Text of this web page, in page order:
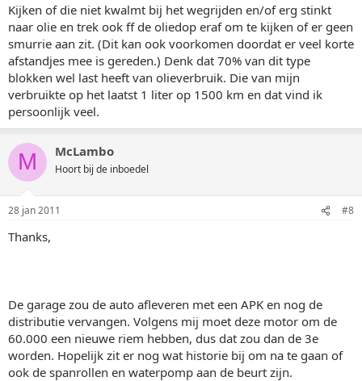
Kijken of die niet kwalmt bij het wegrijden en/of erg stinkt
naar olie en trek ook ff de oliedop eraf om te kijken of er geen
smurrie aan zit. (Dit kan ook voorkomen doordat er veel korte
afstandjes mee is gereden.) Denk dat 70% van dit type
blokken wel last heeft van olieverbruik. Die van mijn
verbruikte op het laatst 1 liter op 1500 km en dat vind ik
persoonlijk veel.
M McLambo
Hoort bij de inboedel
28 jan 2011 #8
Thanks,
De garage zou de auto afleveren met een APK en nog de
distributie vervangen. Volgens mij moet deze motor om de
60.000 een nieuwe riem hebben, dus dat zou dan de 3e
worden. Hopelijk zit er nog wat historie bij om na te gaan of
ook de spanrollen en waterpomp aan de beurt zijn.